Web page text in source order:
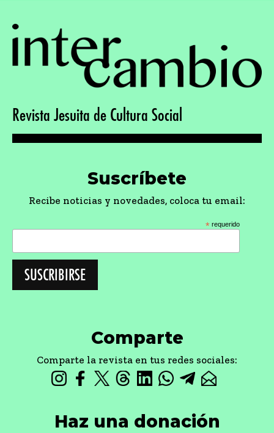
Revista Jesuita de Cultura Social
Suscríbete
Recibe noticias y novedades, coloca tu email:
* requerido
Comparte
Comparte la revista en tus redes sociales:
Haz una donación